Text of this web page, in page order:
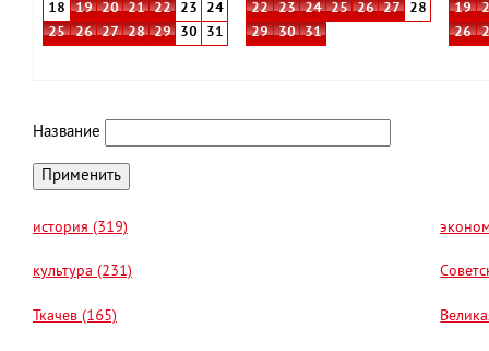
18
19 20 21 22 23
24
25
26 27 28 29 30 31
22
23 24 25 26 27
28
29
30 31
19
26
Название
история (319)
культура (231)
Ткачев (165)